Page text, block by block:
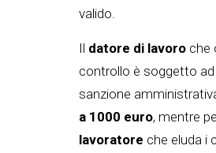
valido.
Il datore di lavoro che
controllo è soggetto ad
sanzione
a 1000 euro, mentre
lavoratore che eluda i